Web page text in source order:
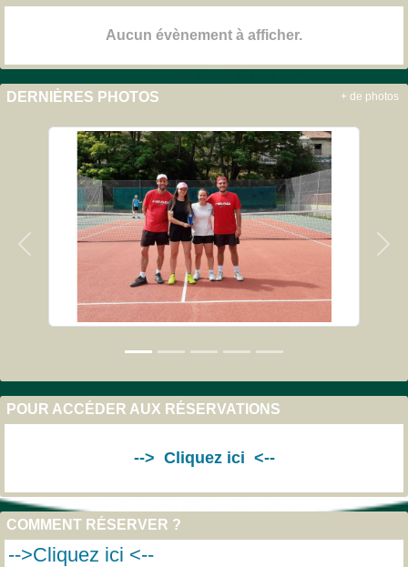
Aucun évènement à afficher.
DERNIÈRES PHOTOS
Précedent
+ de photos
POUR ACCÉDER AUX RÉSERVATIONS
--> Cliquez ici <--
COMMENT RÉSERVER ?
-->Cliquez ici <--